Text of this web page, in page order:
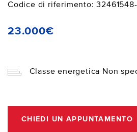
Codice di riferimento: 32461548-
23.000€
Classe energetica Non
CHIEDI UN APPUNTAMENTO